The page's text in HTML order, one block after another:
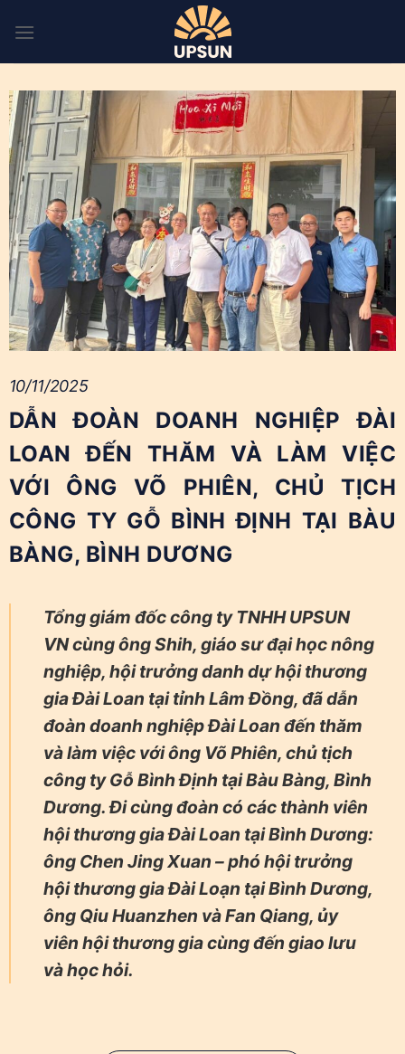
10/11/2025
DẪN ĐOÀN DOANH NGHIỆP ĐÀI
LOAN ĐẾN THĂM VÀ LÀM VIỆC
VỚI ÔNG VÕ PHIÊN, CHỦ TỊCH
CÔNG TY GỖ BÌNH ĐỊNH TẠI BÀU
BÀNG, BÌNH DƯƠNG
Tổng giám đốc công ty TNHH UPSUN
VN cùng ông Shih, giáo sư đại học nông
nghiệp, hội trưởng danh dự hội thương
gia Đài Loan tại tỉnh Lâm Đồng, đã dẫn
đoàn doanh nghiệp Đài Loan đến thăm
và làm việc với ông Võ Phiên, chủ tịch
công ty Gỗ Bình Định tại Bàu Bàng, Bình
Dương. Đi cùng đoàn có các thành viên
hội thương gia Đài Loan tại Bình Dương:
ông Chen Jing Xuan – phó hội trưởng
hội thương gia Đài Loạn tại Bình Dương,
ông Qiu Huanzhen và Fan Qiang, ủy
viên hội thương gia cùng đến giao lưu
và học hỏi.